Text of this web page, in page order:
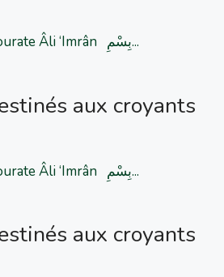
Le verset 106 de la sourate Âli ‘Imrân بِسْمِ...
aux croyants
Le verset 105 de la sourate Âli ‘Imrân بِسْمِ...
aux croyants